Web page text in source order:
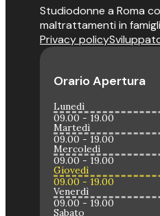
Studiodonne a Roma
maltrattamenti in
Privacy policy
Orario Apertura
Lunedì
09.00 - 19.00
Martedì
09.00 - 19.00
Mercoledì
09.00 - 19.00
Giovedì
09.00 - 19.00
Venerdì
09.00 - 19.00
Sabato